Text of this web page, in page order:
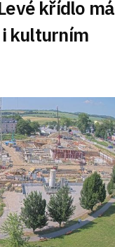
křídlo má
kulturním